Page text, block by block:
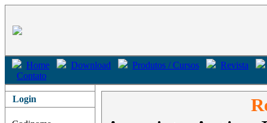
Home Download Produtos / Cursos
Revista
Contato
Login